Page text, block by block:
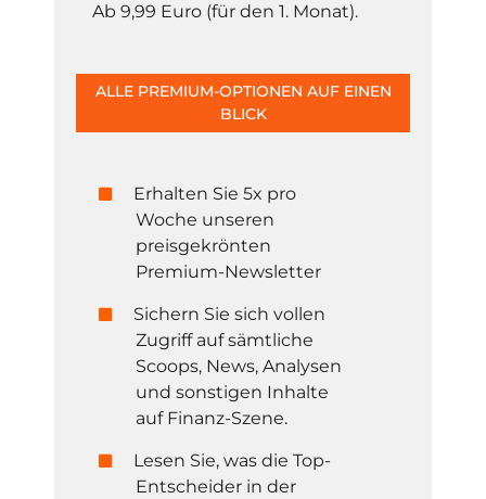
Ab 9,99 Euro (für den 1. Monat).
ALLE PREMIUM-OPTIONEN AUF EINEN
BLICK
Erhalten Sie 5x pro
Woche unseren
preisgekrönten
Premium-Newsletter
Sichern Sie sich vollen
Zugriff auf sämtliche
Scoops, News, Analysen
und sonstigen Inhalte
auf Finanz-Szene.
Lesen Sie, was die Top-
Entscheider in der